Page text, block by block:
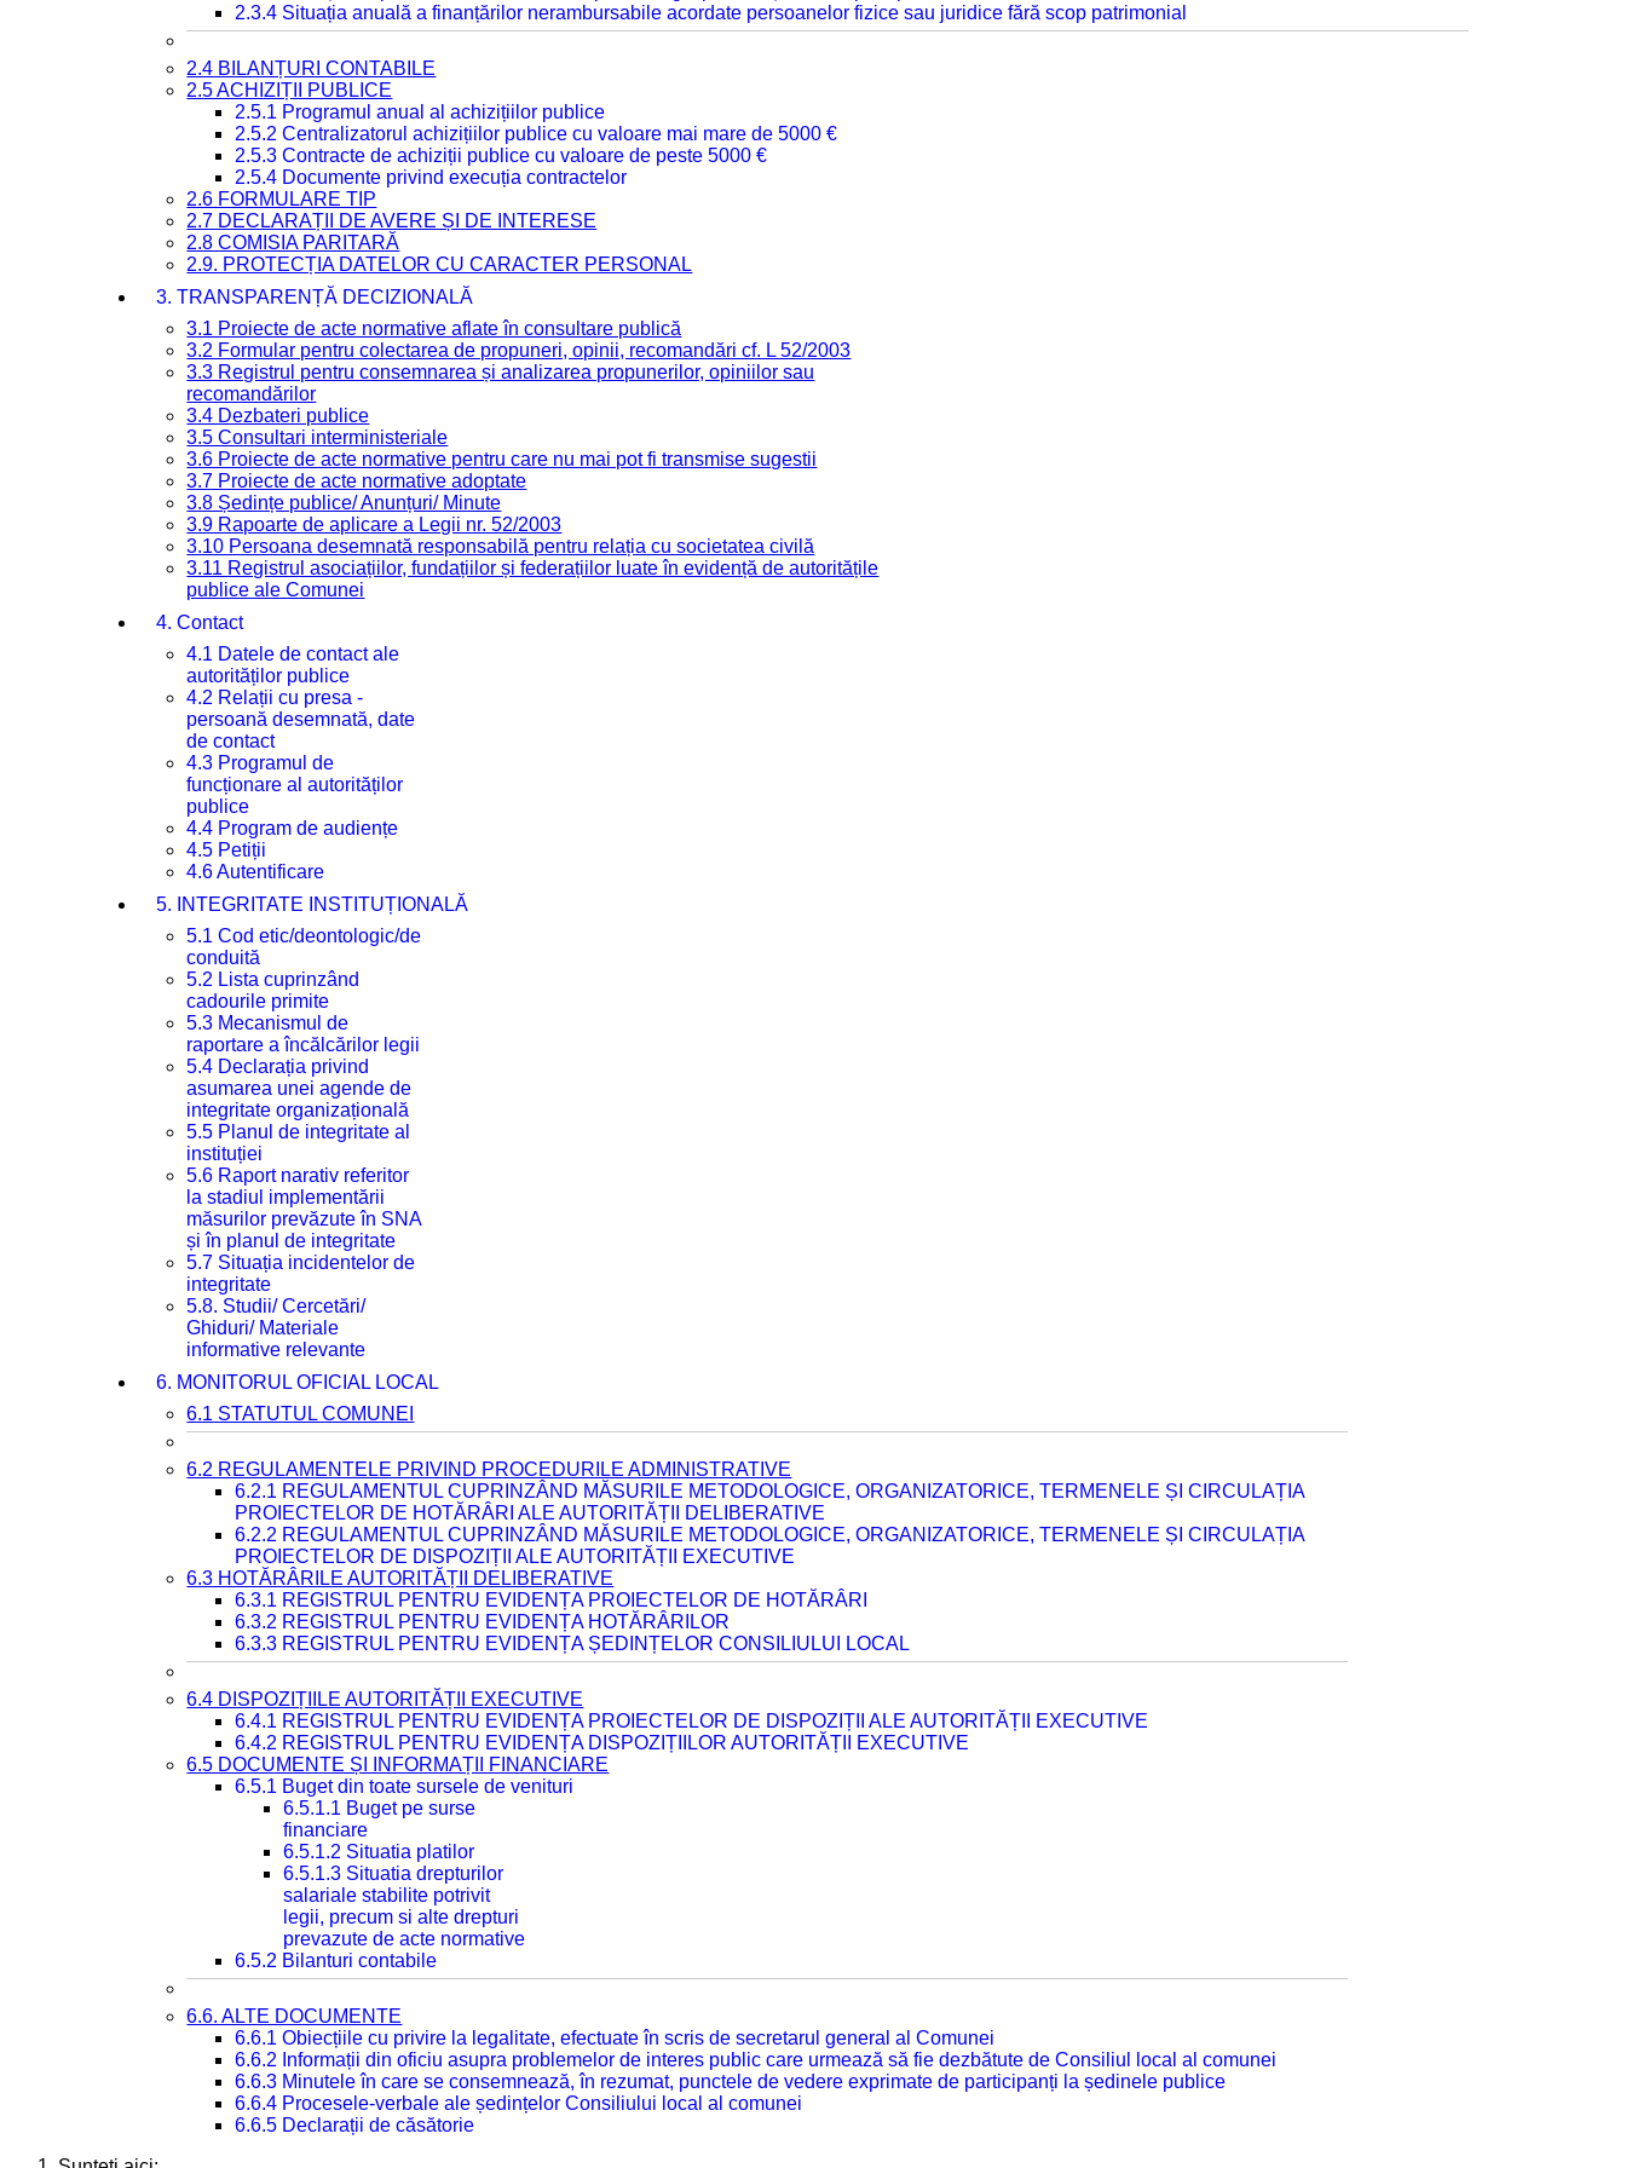
2.3.4 Situația anuală a finanțărilor nerambursabile acordate persoanelor fizice sau juridice fără scop patrimonial
2.4 BILANȚURI CONTABILE
2.5 ACHIZIȚII PUBLICE
2.5.1 Programul anual al achizițiilor publice
2.5.2 Centralizatorul achizițiilor publice cu valoare mai mare de 5000 €
2.5.3 Contracte de achiziții publice cu valoare de peste 5000 €
2.5.4 Documente privind execuția contractelor
2.6 FORMULARE TIP
2.7 DECLARAȚII DE AVERE ȘI DE INTERESE
2.8 COMISIA PARITARĂ
2.9. PROTECȚIA DATELOR CU CARACTER PERSONAL
3. TRANSPARENȚĂ DECIZIONALĂ
3.1 Proiecte de acte normative aflate în consultare publică
3.2 Formular pentru colectarea de propuneri, opinii, recomandări cf. L 52/2003
3.3 Registrul pentru consemnarea și analizarea propunerilor, opiniilor sau
recomandărilor
3.4 Dezbateri publice
3.5 Consultari interministeriale
3.6 Proiecte de acte normative pentru care nu mai pot fi transmise sugestii
3.7 Proiecte de acte normative adoptate
3.8 Ședințe publice/ Anunțuri/ Minute
3.9 Rapoarte de aplicare a Legii nr. 52/2003
3.10 Persoana desemnată responsabilă pentru relația cu societatea civilă
3.11 Registrul asociațiilor, fundațiilor și federațiilor luate în evidență de autoritățile
publice ale Comunei
4. Contact
4.1 Datele de contact ale
autorităților publice
4.2 Relații cu presa -
persoană desemnată, date
de contact
4.3 Programul de
funcționare al autorităților
publice
4.4 Program de audiențe
4.5 Petiții
4.6 Autentificare
5. INTEGRITATE INSTITUȚIONALĂ
5.1 Cod etic/deontologic/de
conduită
5.2 Lista cuprinzând
cadourile primite
5.3 Mecanismul de
raportare a încălcărilor legii
5.4 Declarația privind
asumarea unei agende de
integritate organizațională
5.5 Planul de integritate al
instituției
5.6 Raport narativ referitor
la stadiul implementării
măsurilor prevăzute în SNA
și în planul de integritate
5.7 Situația incidentelor de
integritate
5.8. Studii/ Cercetări/
Ghiduri/ Materiale
informative relevante
6. MONITORUL OFICIAL LOCAL
6.1 STATUTUL COMUNEI
6.2 REGULAMENTELE PRIVIND PROCEDURILE ADMINISTRATIVE
6.2.1 REGULAMENTUL CUPRINZÂND MĂSURILE METODOLOGICE, ORGANIZATORICE, TERMENELE ȘI CIRCULAȚIA
PROIECTELOR DE HOTĂRÂRI ALE AUTORITĂȚII DELIBERATIVE
6.2.2 REGULAMENTUL CUPRINZÂND MĂSURILE METODOLOGICE, ORGANIZATORICE, TERMENELE ȘI CIRCULAȚIA
PROIECTELOR DE DISPOZIȚII ALE AUTORITĂȚII EXECUTIVE
6.3 HOTĂRÂRILE AUTORITĂȚII DELIBERATIVE
6.3.1 REGISTRUL PENTRU EVIDENȚA PROIECTELOR DE HOTĂRÂRI
6.3.2 REGISTRUL PENTRU EVIDENȚA HOTĂRÂRILOR
6.3.3 REGISTRUL PENTRU EVIDENȚA ȘEDINȚELOR CONSILIULUI LOCAL
6.4 DISPOZIȚIILE AUTORITĂȚII EXECUTIVE
6.4.1 REGISTRUL PENTRU EVIDENȚA PROIECTELOR DE DISPOZIȚII ALE AUTORITĂȚII EXECUTIVE
6.4.2 REGISTRUL PENTRU EVIDENȚA DISPOZIȚIILOR AUTORITĂȚII EXECUTIVE
6.5 DOCUMENTE ȘI INFORMAȚII FINANCIARE
6.5.1 Buget din toate sursele de venituri
6.5.1.1 Buget pe surse
financiare
6.5.1.2 Situatia platilor
6.5.1.3 Situatia drepturilor
salariale stabilite potrivit
legii, precum si alte drepturi
prevazute de acte normative
6.5.2 Bilanturi contabile
6.6. ALTE DOCUMENTE
6.6.1 Obiecțiile cu privire la legalitate, efectuate în scris de secretarul general al Comunei
6.6.2 Informații din oficiu asupra problemelor de interes public care urmează să fie dezbătute de Consiliul local al comunei
6.6.3 Minutele în care se consemnează, în rezumat, punctele de vedere exprimate de participanți la ședinele publice
6.6.4 Procesele-verbale ale ședințelor Consiliului local al comunei
6.6.5 Declarații de căsătorie